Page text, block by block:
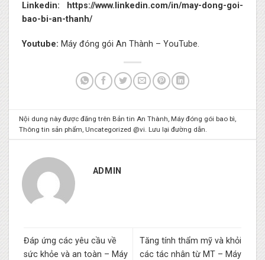
Linkedin:
https://www.linkedin.com/in/may-dong-goi-
bao-bi-an-thanh/
Youtube: Máy đóng gói An Thành – YouTube.
Nội dung này được đăng trên Bản tin An Thành, Máy đóng gói bao bì,
Thông tin sản phẩm, Uncategorized @vi. Lưu lạiđường dẫn.
ADMIN
Đáp ứng các yêu cầu về
sức khỏe và an toàn – Máy
Tăng tính thẩm mỹ và khỏi
các tác nhân từ MT – Máy